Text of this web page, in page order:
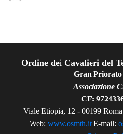
Ordine dei Cavalieri del
Gran
Associazione
CF:
Viale Etiopia, 12 - 00199
Web: www.osmth.itE-mail: